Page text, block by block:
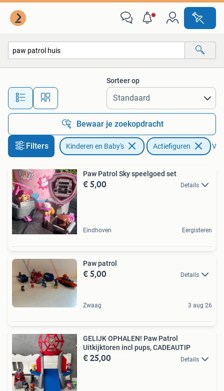
Alle afstanden…
Sorteer op
Bewaar je zoekopdracht
Filters Kinderen en Baby's Actiefiguren
Paw Patrol Sky speelgoed set
€ 5,00 Details
Eindhoven Eergisteren
Paw patrol
€ 5,00 Details
Zwaag 3 aug 26
GELIJK OPHALEN! Paw Patrol
Uitkijktoren incl pups, CADEAUTIP
€ 25,00 Details